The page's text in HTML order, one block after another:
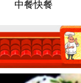
中餐快餐